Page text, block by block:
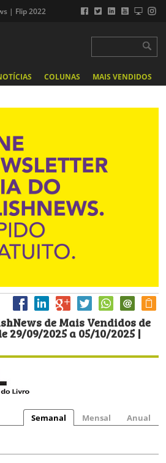
| Flip 2022
COLUNAS MAIS VENDIDOS
de Mais Vendidos de
09/2025 a 05/10/2025 |
Semanal Mensal Anual